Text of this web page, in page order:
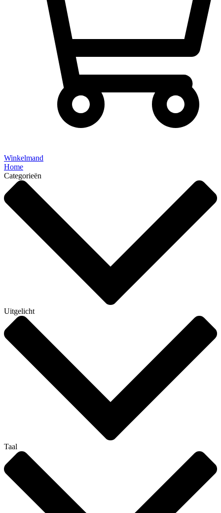
Winkelmand
Home
Categorieën
Uitgelicht
Taal